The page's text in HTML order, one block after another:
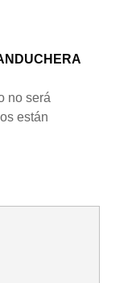
no será
están